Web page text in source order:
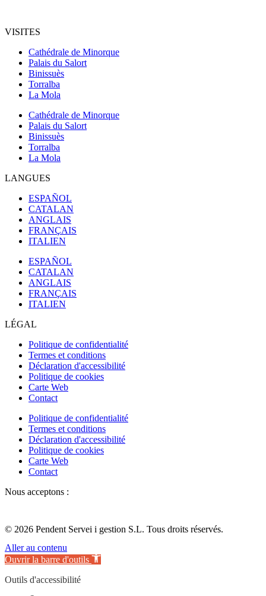
VISITES
Cathédrale de Minorque
Palais du Salort
Binissuès
Torralba
La Mola
Cathédrale de Minorque
Palais du Salort
Binissuès
Torralba
La Mola
LANGUES
ESPAÑOL
CATALAN
ANGLAIS
FRANÇAIS
ITALIEN
ESPAÑOL
CATALAN
ANGLAIS
FRANÇAIS
ITALIEN
LÉGAL
Politique de confidentialité
Termes et conditions
Déclaration d'accessibilité
Politique de cookies
Carte Web
Contact
Politique de confidentialité
Termes et conditions
Déclaration d'accessibilité
Politique de cookies
Carte Web
Contact
Nous acceptons :
© 2026 Pendent Servei i gestion S.L. Tous droits réservés.
Aller au contenu
Ouvrir la barre d'outils
Outils d'accessibilité